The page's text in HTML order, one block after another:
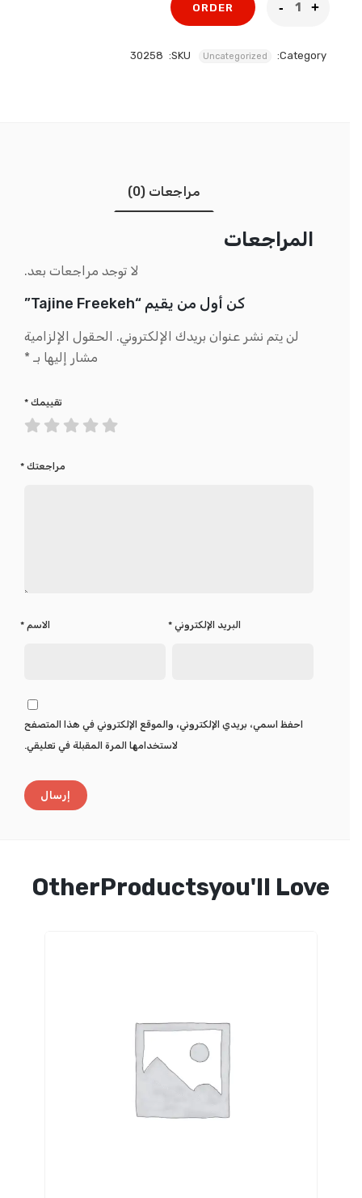
ORDER
Category:
Uncategorized
SKU:
30258
مراجعات (0)
المراجعات
لا توجد مراجعات بعد.
كن أول من يقيم “Tajine Freekeh”
لن يتم نشر عنوان بريدك الإلكتروني. الحقول الإلزامية
مشار إليها بـ *
تقييمك *
مراجعتك *
الاسم * البريد الإلكتروني*
احفظ اسمي، بريدي الإلكتروني، والموقع الإلكتروني في هذا المتصفح
لاستخدامها المرة المقبلة في تعليقي.
OtherProductsyou'll Love